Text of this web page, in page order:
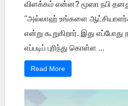
விளக்கம் என்ன? மூஸா நபி
"அல்லாஹ் உங்களை
என்று கூறுகிறார். இது
எப்படிப் புரிந்து கொள்ள ...
Read More